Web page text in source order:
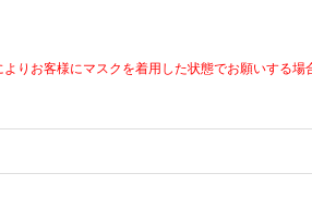
りお客様にマスクを着用した状態でお願いする場